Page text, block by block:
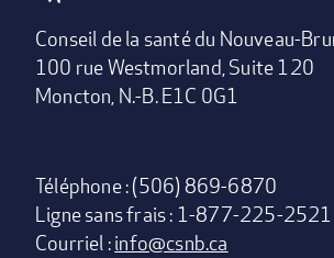
Conseil de la santé du Nouveau-
100 rue Westmorland, Suite 120
Moncton, N.-B. E1C 0G1
Téléphone : (506) 869-6870
Ligne sans frais : 1-877-225-2521
Courriel :info@csnb.ca